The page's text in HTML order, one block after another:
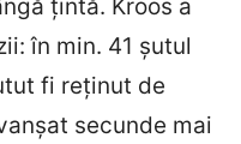
țintă. Kroos a
în min. 41 șutul
fi reținut de
secunde mai